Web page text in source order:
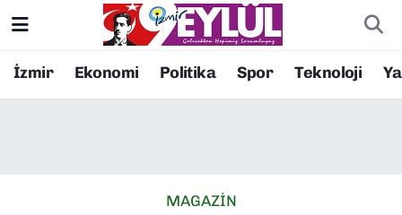
İzmir Ekonomi Politika Spor Teknoloji
MAGAZİN
Resmi İlanlar
Konak Nöbetçi Eczaneler
Süper Lig Puan Durumu ve Fikstür